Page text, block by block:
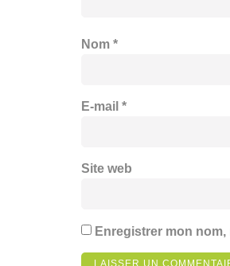
Nom *
E-mail *
Site web
Enregistrer mon